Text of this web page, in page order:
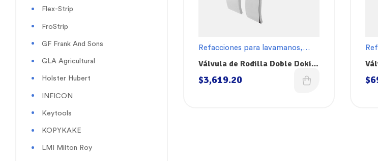
Refacciones para lavamanos,
Válvulas
Válvula de Rodilla Doble Dokin
VRD-2
$3,619.20 $
Flex-Strip
FroStrip
GF Frank And Sons
GLA Agricultural
Holster Hubert
INFICON
Keytools
KOPYKAKE
LMI Milton Roy